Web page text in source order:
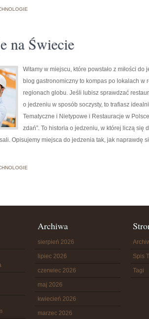
na Świecie
Witamy w miejscu, które powstało z miłości
blog gastronomiczny to kompas po lokalach w
regionach globu. Jeśli lubisz sprawdzać
o jedzeniu w sposób soczysty, to trafiasz
Tematyczne i Nietypowe i Restauracje w
zdań”. To historia o jedzeniu, w której liczą
Opisujemy miejsca do jedzenia tak, jak naprawdę
Archiwa
sierpień 2026
lipiec 2026
czerwiec 2026
maj 2026
kwiecień 2026
marzec 2026
Spis
Tagi